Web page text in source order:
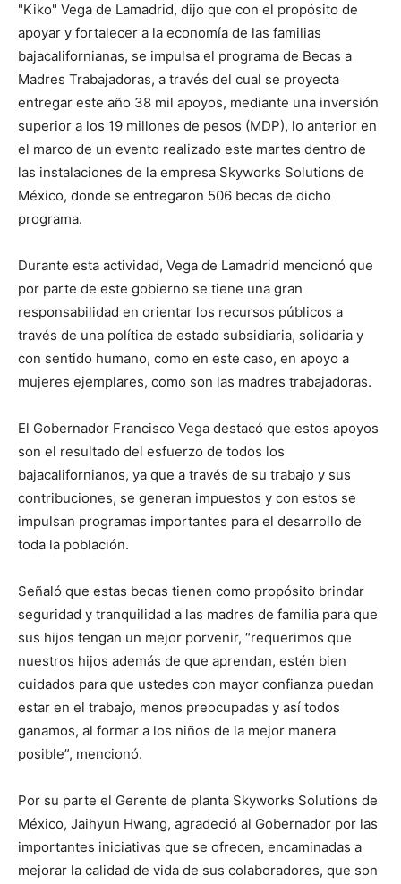
"Kiko" Vega de Lamadrid, dijo que con el propósito de
apoyar y fortalecer a la economía de las familias
bajacalifornianas, se impulsa el programa de Becas a
Madres Trabajadoras, a través del cual se proyecta
entregar este año 38 mil apoyos, mediante una inversión
superior a los 19 millones de pesos (MDP), lo anterior en
el marco de un evento realizado este martes dentro de
las instalaciones de la empresa Skyworks Solutions de
México, donde se entregaron 506 becas de dicho
programa.
Durante esta actividad, Vega de Lamadrid mencionó que
por parte de este gobierno se tiene una gran
responsabilidad en orientar los recursos públicos a
través de una política de estado subsidiaria, solidaria y
con sentido humano, como en este caso, en apoyo a
mujeres ejemplares, como son las madres trabajadoras.
El Gobernador Francisco Vega destacó que estos apoyos
son el resultado del esfuerzo de todos los
bajacalifornianos, ya que a través de su trabajo y sus
contribuciones, se generan impuestos y con estos se
impulsan programas importantes para el desarrollo de
toda la población.
Señaló que estas becas tienen como propósito brindar
seguridad y tranquilidad a las madres de familia para que
sus hijos tengan un mejor porvenir, “requerimos que
nuestros hijos además de que aprendan, estén bien
cuidados para que ustedes con mayor confianza puedan
estar en el trabajo, menos preocupadas y así todos
ganamos, al formar a los niños de la mejor manera
posible”, mencionó.
Por su parte el Gerente de planta Skyworks Solutions de
México, Jaihyun Hwang, agradeció al Gobernador por las
importantes iniciativas que se ofrecen, encaminadas a
mejorar la calidad de vida de sus colaboradores, que son